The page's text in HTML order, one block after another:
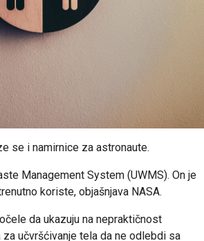
se i namirnice za astronaute.
Management System (UWMS). On je
koriste, objašnjava NASA.
da ukazuju na nepraktičnost
učvršćivanje tela da ne odlebdi sa